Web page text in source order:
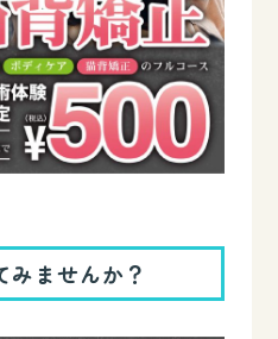
みませんか？